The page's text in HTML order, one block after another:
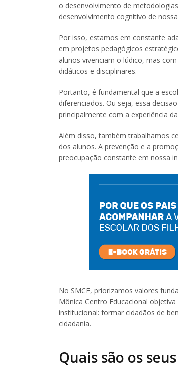
o desenvolvimento de
desenvolvimento cognitivo de
Por isso, estamos em constante
em projetos pedagógicos
alunos vivenciam o lúdico, mas
didáticos e disciplinares.
Portanto, é fundamental que a
diferenciados. Ou seja, essa
principalmente com a experiência
Além disso, também trabalhamos
dos alunos. A prevenção e a
preocupação constante em nossa
No SMCE, priorizamos valores
Mônica Centro Educacional
institucional: formar cidadãos de
cidadania.
Quais são os